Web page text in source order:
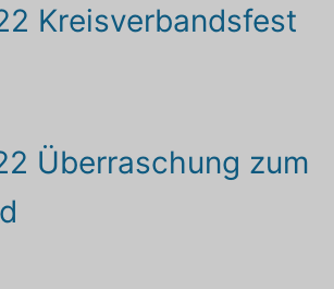
Kreisverbandsfest
Überraschung zum